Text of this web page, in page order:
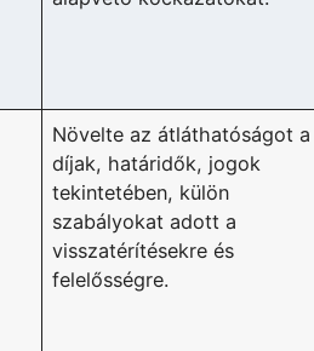
Növelte az átláthatóságot a
díjak, határidők, jogok
tekintetében, külön
szabályokat adott a
visszatérítésekre és
felelősségre.